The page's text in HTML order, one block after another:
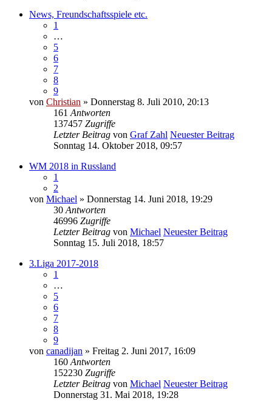
News, Freundschaftsspiele etc.
1
…
5
6
7
8
9
von Christian » Donnerstag 8. Juli 2010, 20:13
161 Antworten
137457 Zugriffe
Letzter Beitrag von Graf Zahl Neuester Beitrag
Sonntag 14. Oktober 2018, 09:57
WM 2018 in Russland
1
2
von Michael » Donnerstag 14. Juni 2018, 19:29
30 Antworten
46996 Zugriffe
Letzter Beitrag von Michael Neuester Beitrag
Sonntag 15. Juli 2018, 18:57
3.Liga 2017-2018
1
…
5
6
7
8
9
von canadijan » Freitag 2. Juni 2017, 16:09
160 Antworten
152230 Zugriffe
Letzter Beitrag von Michael Neuester Beitrag
Donnerstag 31. Mai 2018, 19:28